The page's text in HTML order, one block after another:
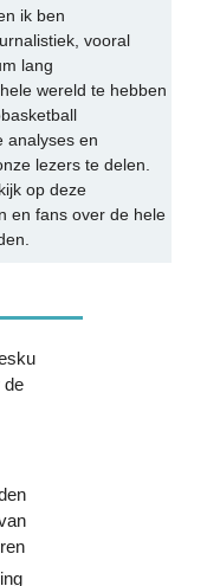
ik ben
vooral
lang
wereld te hebben
analyses en
lezers te delen.
op deze
en fans over de hele
de